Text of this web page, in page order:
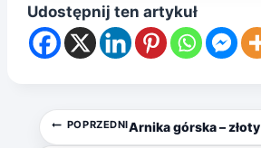
Udostępnij ten artykuł
Nawigacja
POPRZEDNIArnika górska –